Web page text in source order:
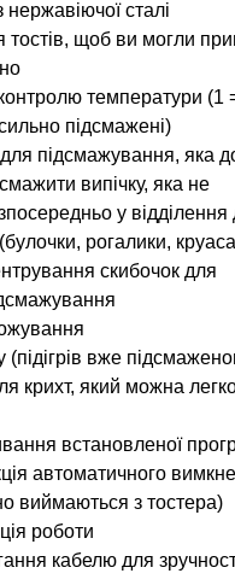
сталі
тостів, щоб ви могли
температури (1
підсмажені)
підсмажування, яка
випічку, яка не
у відділення
рогалики,
скибочок для
(підігрів вже
крихт, який можна
встановленої
автоматичного
виймаються з тостера)
роботи
кабелю для